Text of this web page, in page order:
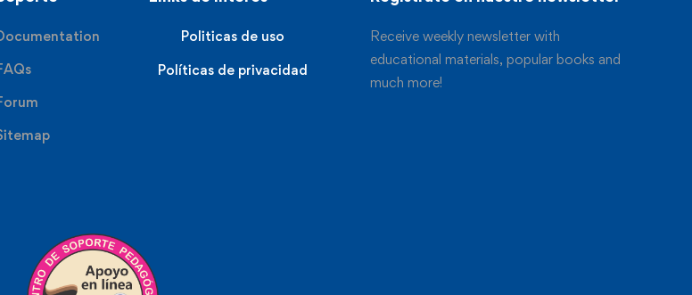
Politicas de uso
Políticas de privacidad
Receive weekly newsletter with
educational materials, popular books and
much more!